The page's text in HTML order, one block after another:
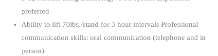
preferred
Ability to lift 70lbs./stand for 3 hour intervals Professional
communication skills: oral communication (telephone and in
person)